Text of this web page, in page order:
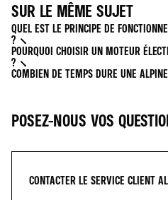
SUR LE MÊME SUJET
QUEL EST LE PRINCIPE DE
?
POURQUOI CHOISIR UN MOTEUR
?
COMBIEN DE TEMPS DURE UNE
POSEZ-NOUS VOS
CONTACTER LE SERVICE CLIENT